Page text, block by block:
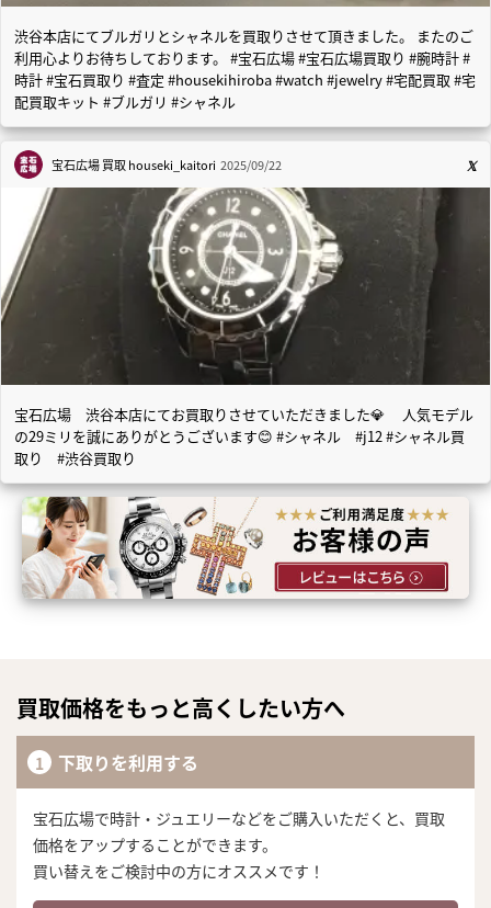
渋谷本店にてブルガリとシャネルを買取りさせて頂きました。 またのご
利用心よりお待ちしております。 #宝石広場 #宝石広場買取り #腕時計 #
時計 #宝石買取り #査定 #housekihiroba #watch #jewelry #宅配買取 #宅
配買取キット #ブルガリ #シャネル
宝石広場 買取houseki_kaitori 2025/09/22
宝石広場 渋谷本店にてお買取りさせていただきました💎 人気モデル
の29ミリを誠にありがとうございます😊 #シャネル #j12 #シャネル買
取り #渋谷買取り
買取価格をもっと高くしたい方へ
下取りを利用する
宝石広場で時計・ジュエリーなどをご購入いただくと、買取
価格をアップすることができます。
買い替えをご検討中の方にオススメです！